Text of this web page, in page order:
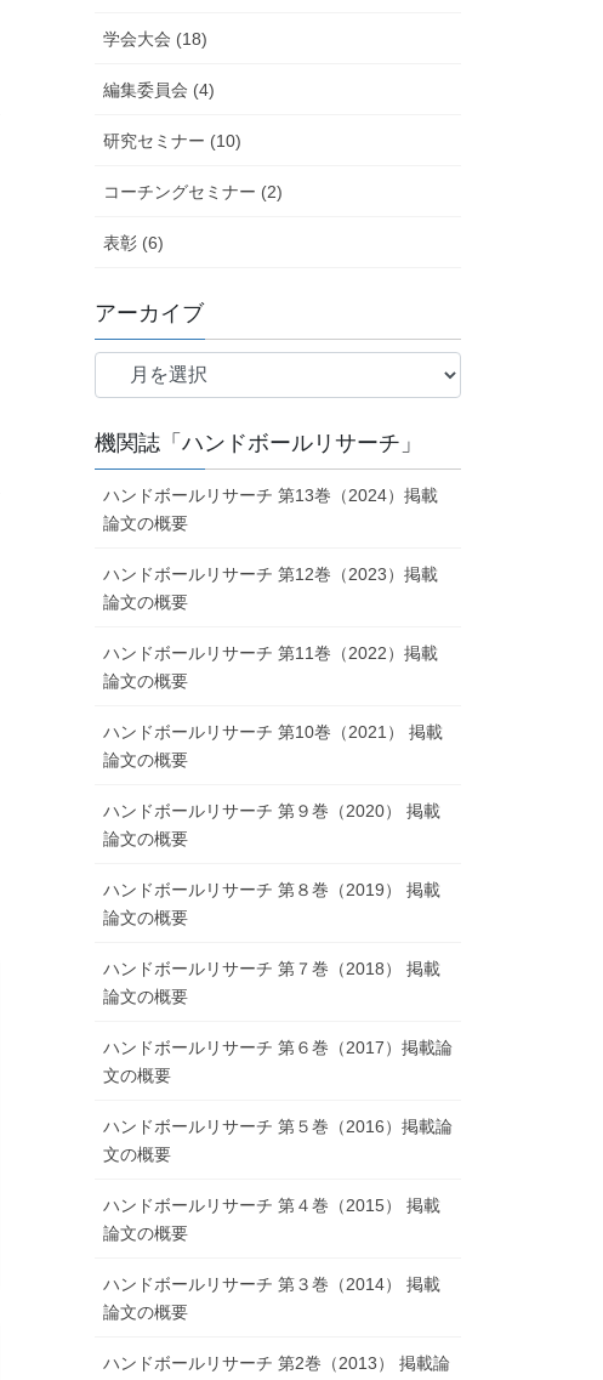
学会大会 (18)
編集委員会 (4)
研究セミナー (10)
コーチングセミナー (2)
表彰 (6)
アーカイブ
ア
イ
ブ
機関誌「ハンドボールリサーチ」
ハンドボールリサーチ 第13巻（2024）掲載
論文の概要
ハンドボールリサーチ 第12巻（2023）掲載
論文の概要
ハンドボールリサーチ 第11巻（2022）掲載
論文の概要
ハンドボールリサーチ 第10巻（2021） 掲載
論文の概要
ハンドボールリサーチ 第９巻（2020） 掲載
論文の概要
ハンドボールリサーチ 第８巻（2019） 掲載
論文の概要
ハンドボールリサーチ 第７巻（2018） 掲載
論文の概要
ハンドボールリサーチ 第６巻（2017）掲載論
文の概要
ハンドボールリサーチ 第５巻（2016）掲載論
文の概要
ハンドボールリサーチ 第４巻（2015） 掲載
論文の概要
ハンドボールリサーチ 第３巻（2014） 掲載
論文の概要
ハンドボールリサーチ 第2巻（2013） 掲載論